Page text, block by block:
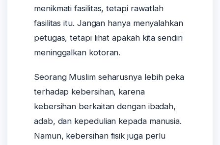
menikmati fasilitas, tetapi rawatlah
fasilitas itu. Jangan hanya menyalahkan
petugas, tetapi lihat apakah kita sendiri
meninggalkan kotoran.
Seorang Muslim seharusnya lebih peka
terhadap kebersihan, karena
kebersihan berkaitan dengan ibadah,
adab, dan kepedulian kepada manusia.
Namun, kebersihan fisik juga perlu